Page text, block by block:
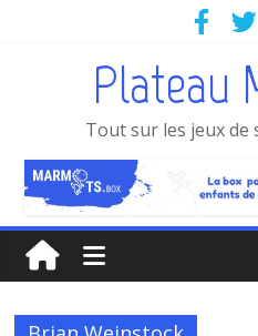
Plateau
Tout sur les jeux de